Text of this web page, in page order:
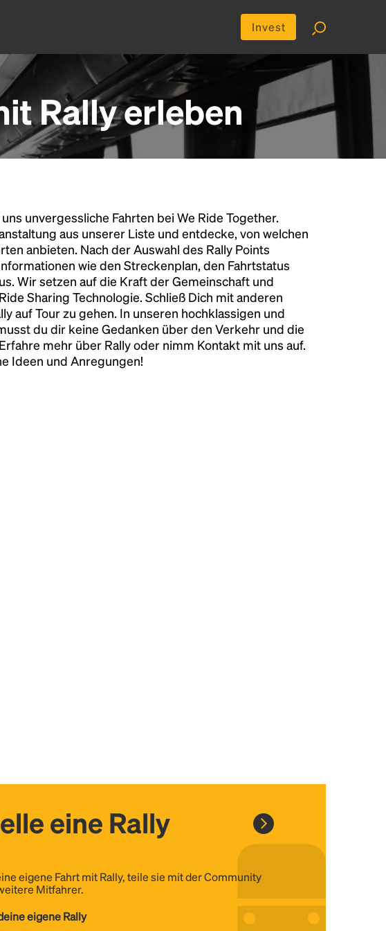
Invest
Rally erleben
unvergessliche Fahrten bei We Ride Together.
aus unserer Liste und entdecke, von welchen
anbieten. Nach der Auswahl des Rally Points
wie den Streckenplan, den Fahrtstatus
Wir setzen auf die Kraft der Gemeinschaft und
Sharing Technologie. Schließ Dich mit anderen
auf Tour zu gehen. In unseren hochklassigen und
du dir keine Gedanken über den Verkehr und die
mehr über Rally oder nimm Kontakt mit uns auf.
Ideen und Anregungen!
eine Rally
eigene Fahrt mit Rally, teile sie mit der Community
Mitfahrer.
eigene Rally
the